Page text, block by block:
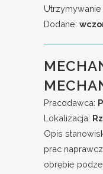
Utrzymywanie
Dodane:
Pracodawca:
Lokalizacja:
Opis
prac
obrębie